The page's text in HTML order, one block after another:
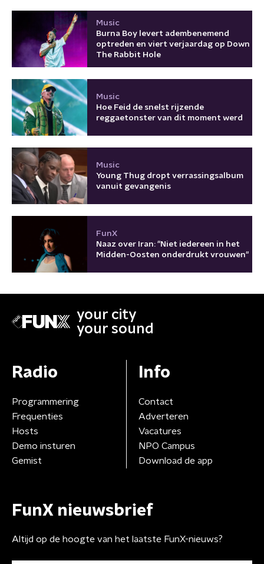
Music
Burna Boy levert adembenemend
optreden en viert verjaardag op Down
The Rabbit Hole
Music
Hoe Feid de snelst rijzende
reggaetonster van dit moment werd
Music
Young Thug dropt verrassingsalbum
vanuit gevangenis
FunX
Naaz over Iran: "Niet iedereen in het
Midden-Oosten onderdrukt vrouwen"
your city
your sound
Radio
Programmering
Frequenties
Hosts
Demo insturen
Gemist
Info
Contact
Adverteren
Vacatures
NPO Campus
Download de app
FunX nieuwsbrief
Altijd op de hoogte van het laatste FunX-nieuws?